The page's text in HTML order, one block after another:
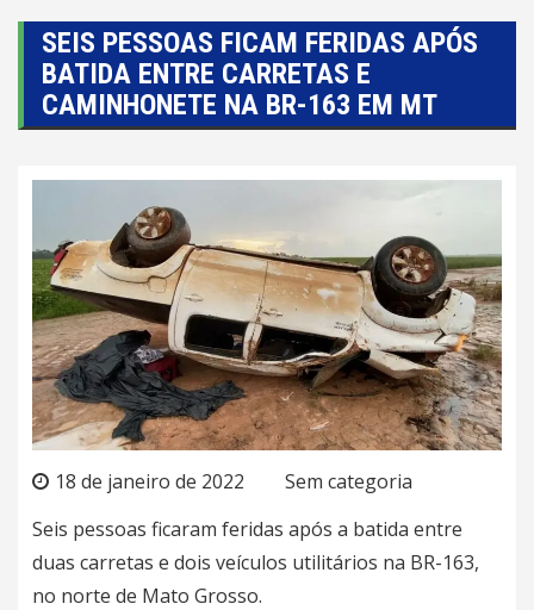
SEIS PESSOAS FICAM FERIDAS APÓS
BATIDA ENTRE CARRETAS E
CAMINHONETE NA BR-163 EM MT
18 de janeiro de 2022
Sem categoria
Seis pessoas ficaram feridas após a batida entre
duas carretas e dois veículos utilitários na BR-163,
no norte de Mato Grosso.